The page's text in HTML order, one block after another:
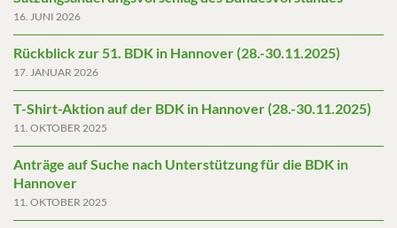
16. JUNI 2026
Rückblick zur 51. BDK in Hannover (28.-30.11.2025)
17. JANUAR 2026
T-Shirt-Aktion auf der BDK in Hannover (28.-30.11.2025)
11. OKTOBER 2025
Anträge auf Suche nach Unterstützung für die BDK in
Hannover
11. OKTOBER 2025